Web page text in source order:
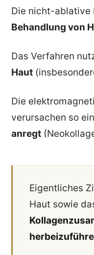
Die nicht-ablative
Behandlung von
Das Verfahren
Haut
Die
verursachen so
anregt
Eigentliches
Haut sowie